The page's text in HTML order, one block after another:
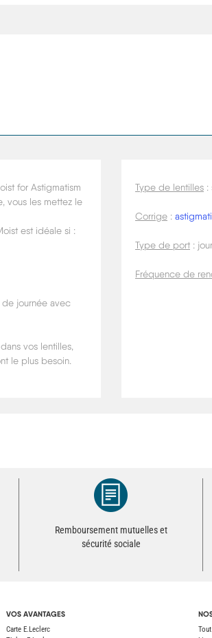
for Astigmatism
vous les mettez le
est idéale si :
de journée avec
vos lentilles,
le plus besoin.
Type de lentilles :
Corrige :
Type de port :
Fréquence de
Remboursement mutuelles et
sécurité sociale
VOS AVANTAGES
Carte E.Leclerc